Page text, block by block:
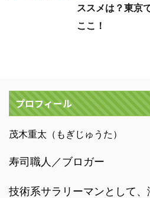
ススメは？東京
ここ！
プロフィール
茂木重太（もぎじゅうた）
寿司職人／ブロガー
技術系サラリーマンとして